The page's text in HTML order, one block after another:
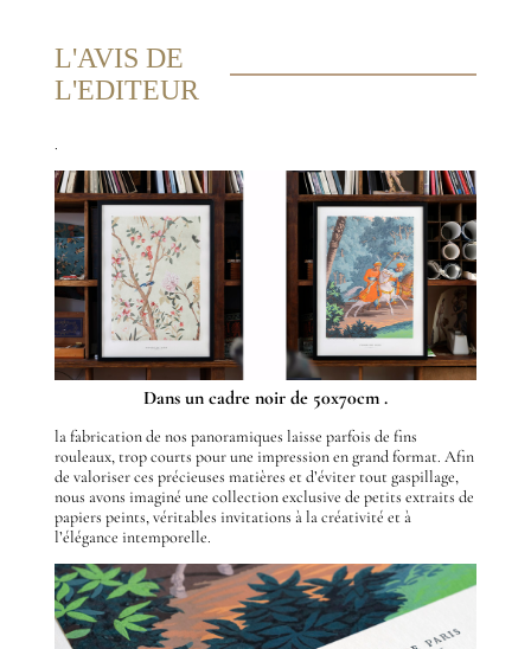
L'AVIS DE
L'EDITEUR
.
Dans un cadre noir de 50x70cm .
la fabrication de nos panoramiques laisse parfois de fins
rouleaux, trop courts pour une impression en grand format. Afin
de valoriser ces précieuses matières et d’éviter tout gaspillage,
nous avons imaginé une collection exclusive de petits extraits de
papiers peints, véritables invitations à la créativité et à
l’élégance intemporelle.